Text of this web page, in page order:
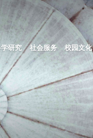
研究 社会服务 校园文化